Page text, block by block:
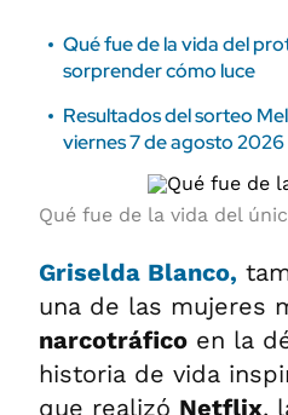
Qué fue de la vida del
sorprender cómo luce
Resultados del sorteo
viernes 7 de agosto 2026
Qué fue de la vida del
Griselda Blanco,
una de las mujeres
narcotráfico en la
historia de vida
que realizó Netflix,